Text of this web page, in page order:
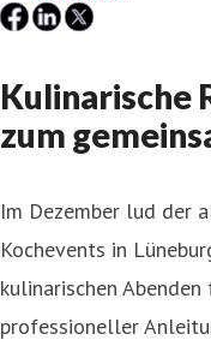
Kulinarische
zum
Im Dezember lud der
Kochevents in
kulinarischen
professioneller